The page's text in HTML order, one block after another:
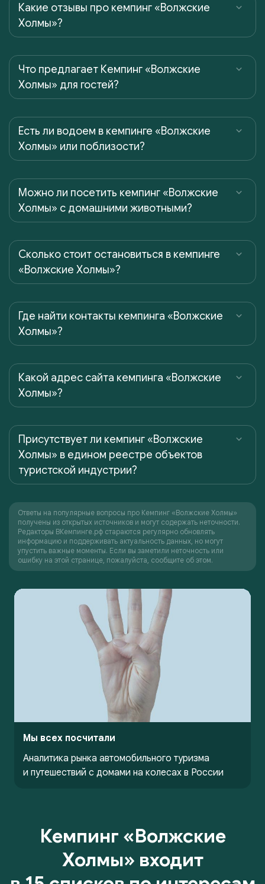
Какие отзывы про кемпинг «Волжские
Холмы»?
Что предлагает Кемпинг «Волжские
Холмы» для гостей?
Есть ли водоем в кемпинге «Волжские
Холмы» или поблизости?
Можно ли посетить кемпинг «Волжские
Холмы» с домашними животными?
Сколько стоит остановиться в кемпинге
«Волжские Холмы»?
Где найти контакты кемпинга «Волжские
Холмы»?
Какой адрес сайта кемпинга «Волжские
Холмы»?
Присутствует ли кемпинг «Волжские
Холмы» в едином реестре объектов
туристской индустрии?
Ответы на популярные вопросы про Кемпинг «Волжские Холмы»
получены из открытых источников и могут содержать неточности.
Редакторы ВКемпинге.рф стараются регулярно обновлять
информацию и поддерживать актуальность данных, но могут
упустить важные моменты. Если вы заметили неточность или
ошибку на этой странице, пожалуйста, сообщите об этом.
Мы всех посчитали
Аналитика рынка автомобильного туризма
и путешествий с домами на колесах в России
Кемпинг «Волжские
Холмы» входит